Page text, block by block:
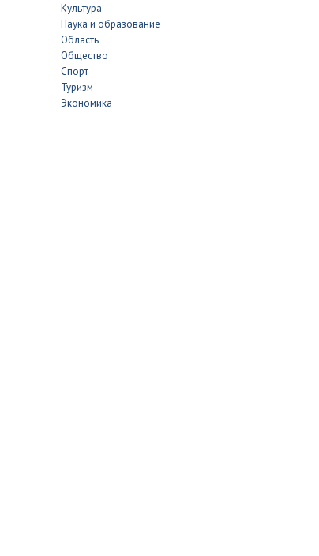
Культура
Наука и образование
Область
Общество
Спорт
Туризм
Экономика